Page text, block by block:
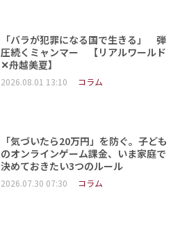
「バラが犯罪になる国で生きる」 弾
圧続くミャンマー 【リアルワールド
✕舟越美夏】
2026.08.01 13:10 コラム
「気づいたら20万円」を防ぐ。子ども
のオンラインゲーム課金、いま家庭で
決めておきたい3つのルール
2026.07.30 07:30 コラム